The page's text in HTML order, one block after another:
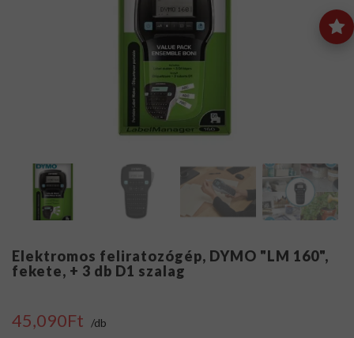
Elektromos feliratozógép, DYMO "LM 160",
fekete, + 3 db D1 szalag
45,090Ft /db